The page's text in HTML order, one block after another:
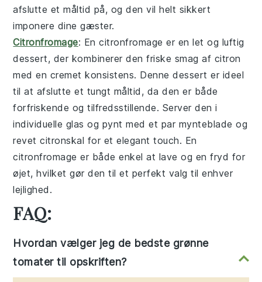
afslutte et måltid på, og den vil helt sikkert
imponere dine gæster.
Citronfromage: Encitronfromage er en let og luftig
dessert, der kombinerer den friske smag af citron
med en cremet konsistens. Denne dessert er ideel
til at afslutte et tungt måltid, da den er både
forfriskende og tilfredsstillende. Server den i
individuelle glas og pynt med et par mynteblade og
revet citronskal for et elegant touch. En
citronfromage er både enkel at lave og en fryd for
øjet, hvilket gør den til et perfekt valg til enhver
lejlighed.
FAQ:
Hvordan vælger jeg de bedste grønne
tomater til opskriften?